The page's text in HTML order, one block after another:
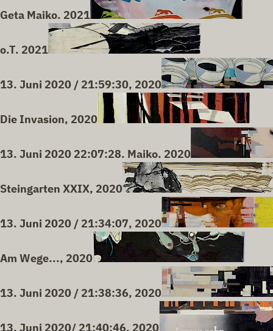
Geta Maiko. 2021
o.T. 2021
13. Juni 2020 / 21:59:30, 2020
Die Invasion, 2020
13. Juni 2020 22:07:28. Maiko. 2020
Steingarten XXIX, 2020
13. Juni 2020 / 21:34:07, 2020
Am Wege..., 2020
13. Juni 2020 / 21:38:36, 2020
13. Juni 2020/ 21:40:46, 2020